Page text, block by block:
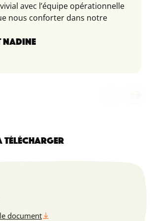
avec l’équipe opérationnelle
nous conforter dans notre
NADINE
document